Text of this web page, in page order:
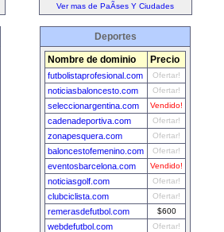
Ver mas de PaÃ­ses Y Ciudades
Deportes
Nombre de dominio Precio
futbolistaprofesional.com Ofertar!
noticiasbaloncesto.com Ofertar!
seleccionargentina.com Vendido!
cadenadeportiva.com Ofertar!
zonapesquera.com Ofertar!
baloncestofemenino.com Ofertar!
eventosbarcelona.com Vendido!
noticiasgolf.com Ofertar!
clubciclista.com Ofertar!
remerasdefutbol.com $600
webdefutbol.com Ofertar!